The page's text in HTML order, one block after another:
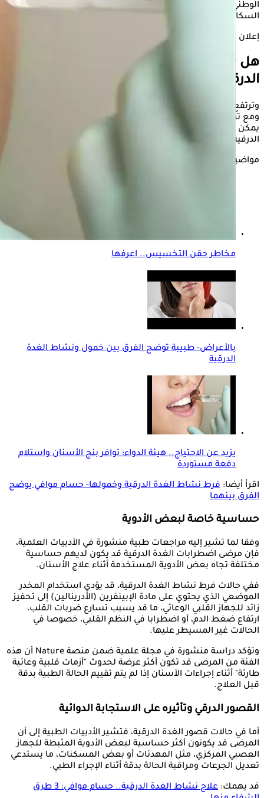
الوطني للتميز في الرعاية الصحية (NICE) إلى أن نحو 2% من
السكان يعانون من قصور الغدة الدرقية.
إعلان
هل يؤثر بنج الأسنان
الدرقية؟
وترتفع النسبة مع التقدم في العمر، مع انتشار أكبر بين النساء،
ومع تزايد أعداد المرضى، يبرز سؤال مهم في عيادات الأسنان: هل
يمكن أن يؤثر بنج الأسنان أو التخدير الموضعي على مرضى الغدة
الدرقية؟
مواضيع ذات صلة
مخاطر حقن التخسيس.. اعرفها
بالأعراض- طبيبة توضح الفرق بين خمول ونشاط الغدة
الدرقية
يزيد عن الاحتياج.. هيئة الدواء: توافر بنج الأسنان واستلام
دفعة مستوردة
اقرأ أيضا: فرط نشاط الغدة الدرقية وخمولها- حسام موافي يوضح
الفرق بينهما
حساسية خاصة لبعض الأدوية
وفقا لما تشير إليه مراجعات طبية منشورة في الأدبيات العلمية،
فإن مرضى اضطرابات الغدة الدرقية قد يكون لديهم حساسية
مختلفة تجاه بعض الأدوية المستخدمة أثناء علاج الأسنان.
ففي حالات فرط نشاط الغدة الدرقية، قد يؤدي استخدام المخدر
الموضعي الذي يحتوي على مادة الإبينفرين (الأدرينالين) إلى تحفيز
زائد للجهاز القلبي الوعائي، ما قد يسبب تسارع ضربات القلب،
ارتفاع ضغط الدم، أو اضطرابا في النظم القلبي، خصوصا في
الحالات غير المسيطر عليها.
وتؤكد دراسة منشورة في مجلة علمية ضمن منصة Nature أن هذه
الفئة من المرضى قد تكون أكثر عرضة لحدوث "أزمات قلبية وعائية
طارئة" أثناء إجراءات الأسنان إذا لم يتم تقييم الحالة الطبية بدقة
قبل العلاج.
القصور الدرقي وتأثيره على الاستجابة الدوائية
أما في حالات قصور الغدة الدرقية، فتشير الأدبيات الطبية إلى أن
المرضى قد يكونون أكثر حساسية لبعض الأدوية المثبطة للجهاز
العصبي المركزي، مثل المهدئات أو بعض المسكنات، ما يستدعي
تعديل الجرعات ومراقبة الحالة بدقة أثناء الإجراء الطبي.
قد يهمك:
علاج نشاط الغدة الدرقية.. حسام موافي: 3 طرق